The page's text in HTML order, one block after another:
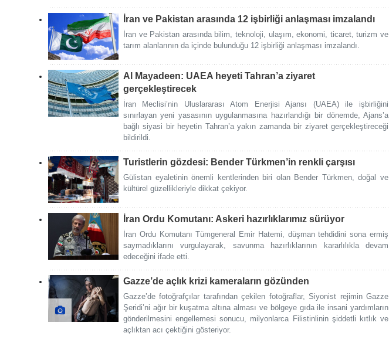
İran ve Pakistan arasında 12 işbirliği anlaşması imzalandı
İran ve Pakistan arasında bilim, teknoloji, ulaşım, ekonomi, ticaret, turizm ve
tarım alanlarının da içinde bulunduğu 12 işbirliği anlaşması imzalandı.
Al Mayadeen: UAEA heyeti Tahran’a ziyaret
gerçekleştirecek
İran Meclisi’nin Uluslararası Atom Enerjisi Ajansı (UAEA) ile işbirliğini
sınırlayan yeni yasasının uygulanmasına hazırlandığı bir dönemde, Ajans’a
bağlı siyasi bir heyetin Tahran’a yakın zamanda bir ziyaret gerçekleştireceği
bildirildi.
Turistlerin gözdesi: Bender Türkmen’in renkli çarşısı
Gülistan eyaletinin önemli kentlerinden biri olan Bender Türkmen, doğal ve
kültürel güzellikleriyle dikkat çekiyor.
İran Ordu Komutanı: Askeri hazırlıklarımız sürüyor
İran Ordu Komutanı Tümgeneral Emir Hatemi, düşman tehdidini sona ermiş
saymadıklarını vurgulayarak, savunma hazırlıklarının kararlılıkla devam
edeceğini ifade etti.
Gazze’de açlık krizi kameraların gözünden
Gazze’de fotoğrafçılar tarafından çekilen fotoğraflar, Siyonist rejimin Gazze
Şeridi’ni ağır bir kuşatma altına alması ve bölgeye gıda ile insani yardımların
gönderilmesini engellemesi sonucu, milyonlarca Filistinlinin şiddetli kıtlık ve
açlıktan acı çektiğini gösteriyor.